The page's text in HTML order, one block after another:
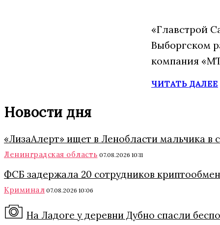
«Главстрой
Выборгском
компания
ЧИТАТЬ ДАЛЕЕ
Новости дня
«ЛизаАлерт» ищет в Ленобласти мальчика в
Ленинградская область 07.08.2026 10:11
ФСБ задержала 20 сотрудников
Криминал 07.08.2026 10:06
На Ладоге у деревни Дубно спасли